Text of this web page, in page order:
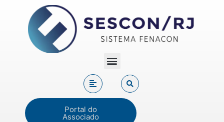
Portal do
Associado